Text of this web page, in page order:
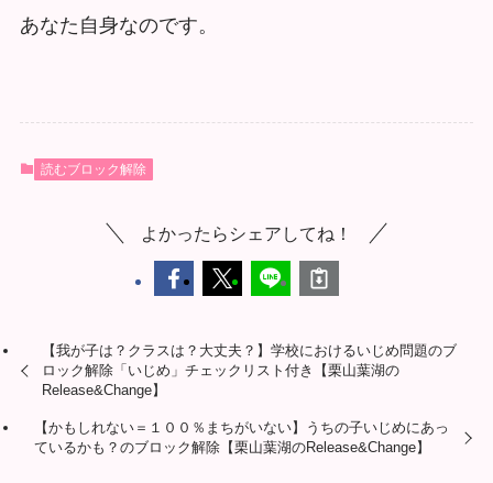
あなた自身なのです。
読むブロック解除
よかったらシェアしてね！
【我が子は？クラスは？大丈夫？】学校におけるいじめ問題のブ
ロック解除「いじめ」チェックリスト付き【栗山葉湖の
Release&Change】
【かもしれない＝１００％まちがいない】うちの子いじめにあっ
ているかも？のブロック解除【栗山葉湖のRelease&Change】